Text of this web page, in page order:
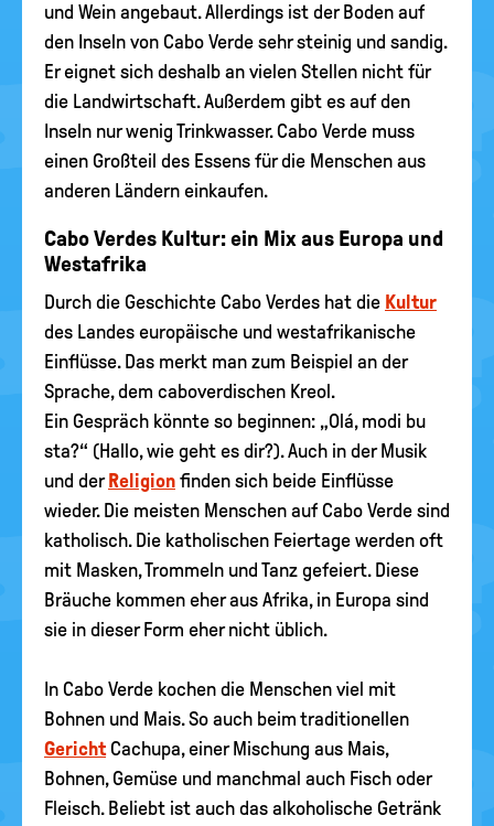
und Wein angebaut. Allerdings ist der Boden auf
den Inseln von Cabo Verde sehr steinig und sandig.
Er eignet sich deshalb an vielen Stellen nicht für
die Landwirtschaft. Außerdem gibt es auf den
Inseln nur wenig Trinkwasser. Cabo Verde muss
einen Großteil des Essens für die Menschen aus
anderen Ländern einkaufen.
Cabo Verdes Kultur: ein Mix aus Europa und
Westafrika
Durch die Geschichte Cabo Verdes hat die Kultur
des Landes europäische und westafrikanische
Einflüsse. Das merkt man zum Beispiel an der
Sprache, dem caboverdischen Kreol.
Ein Gespräch könnte so beginnen: „Olá, modi bu
sta?“ (Hallo, wie geht es dir?). Auch in der Musik
und der Religion finden sich beide Einflüsse
wieder. Die meisten Menschen auf Cabo Verde sind
katholisch. Die katholischen Feiertage werden oft
mit Masken, Trommeln und Tanz gefeiert. Diese
Bräuche kommen eher aus Afrika, in Europa sind
sie in dieser Form eher nicht üblich.
In Cabo Verde kochen die Menschen viel mit
Bohnen und Mais. So auch beim traditionellen
GerichtCachupa, einer Mischung aus Mais,
Bohnen, Gemüse und manchmal auch Fisch oder
Fleisch. Beliebt ist auch das alkoholische Getränk